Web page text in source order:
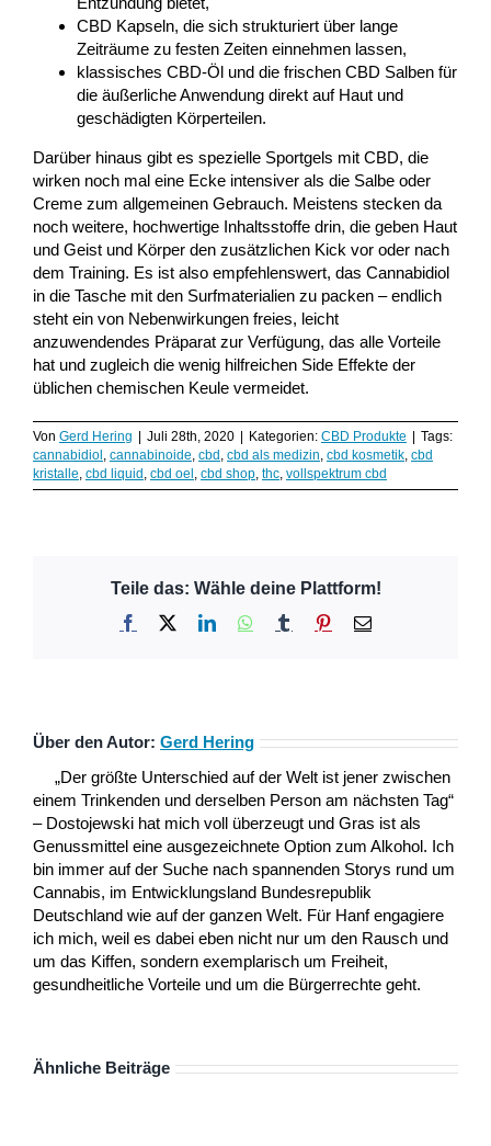
CBD Kapseln, die sich strukturiert über lange
Zeiträume zu festen Zeiten einnehmen lassen,
klassisches CBD-Öl und die frischen CBD Salben für
die äußerliche Anwendung direkt auf Haut und
geschädigten Körperteilen.
Darüber hinaus gibt es spezielle Sportgels mit CBD, die
wirken noch mal eine Ecke intensiver als die Salbe oder
Creme zum allgemeinen Gebrauch. Meistens stecken da
noch weitere, hochwertige Inhaltsstoffe drin, die geben Haut
und Geist und Körper den zusätzlichen Kick vor oder nach
dem Training. Es ist also empfehlenswert, das Cannabidiol
in die Tasche mit den Surfmaterialien zu packen – endlich
steht ein von Nebenwirkungen freies, leicht
anzuwendendes Präparat zur Verfügung, das alle Vorteile
hat und zugleich die wenig hilfreichen Side Effekte der
üblichen chemischen Keule vermeidet.
Von Gerd Hering | Juli 28th, 2020 | Kategorien: CBD Produkte | Tags:
cannabidiol, cannabinoide, cbd, cbd als medizin, cbd kosmetik, cbd
kristalle, cbd liquid, cbd oel, cbd shop, thc, vollspektrum cbd
Teile das: Wähle deine Plattform!
Facebook LinkedInWhatsApp
Tumblr Pinterest
E-
Über den Autor: Gerd Hering
„Der größte Unterschied auf der Welt ist jener zwischen
einem Trinkenden und derselben Person am nächsten Tag“
– Dostojewski hat mich voll überzeugt und Gras ist als
Genussmittel eine ausgezeichnete Option zum Alkohol. Ich
bin immer auf der Suche nach spannenden Storys rund um
Cannabis, im Entwicklungsland Bundesrepublik
Deutschland wie auf der ganzen Welt. Für Hanf engagiere
ich mich, weil es dabei eben nicht nur um den Rausch und
um das Kiffen, sondern exemplarisch um Freiheit,
gesundheitliche Vorteile und um die Bürgerrechte geht.
Ähnliche Beiträge